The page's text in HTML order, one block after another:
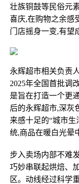
壮族铜鼓等民俗元
喜庆,在购物之余感
门店摇身一变,有望
永辉超市相关负责
2025年全国首批调
是旨在打造一个更
后的永辉超市,深灰
来感十足的“城市
统,商品在暖白光晕
步入卖场内部不难
巧妙串联起烘焙、
区。动线经过科学